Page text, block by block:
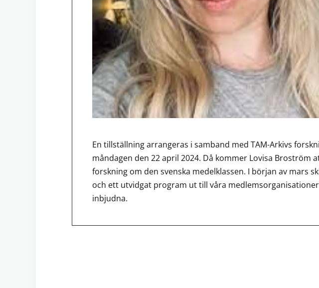
En tillställning arrangeras i samband med TAM-Arkivs
måndagen den 22 april 2024. Då kommer Lovisa Broström
forskning om den svenska medelklassen. I början av mars
och ett utvidgat program ut till våra
inbjudna.